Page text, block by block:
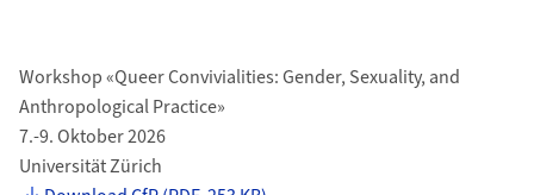
Workshop «Queer Convivialities: Gender, Sexuality, and
Anthropological Practice»
7.-9. Oktober 2026
Universität Zürich